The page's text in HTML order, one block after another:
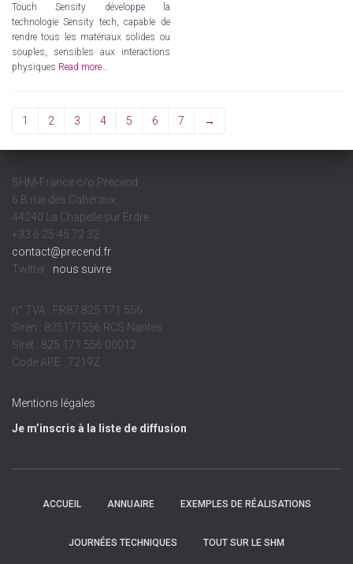
Touch Sensity développe la
technologie Sensity tech, capable de
rendre tous les matériaux solides ou
souples, sensibles aux interactions
physiques Read more...
1 2 3 4 5 6 7 →
SHM-France c/o Precend
6 B rue des Cahéraux
44240 La Chapelle sur Erdre
+33 6 25 45 72 32
contact@precend.fr
Twitter : nous suivre
n° TVA : FR87 825 171 556
Siren : 825171556 RCS Nantes
Siret : 825 171 556 00012
Code APE : 7219Z
Mentions légales
Je m’inscris à la liste de diffusion
ACCUEIL ANNUAIRE EXEMPLES DE RÉALISATIONS
JOURNÉES TECHNIQUES TOUT SUR LE SHM